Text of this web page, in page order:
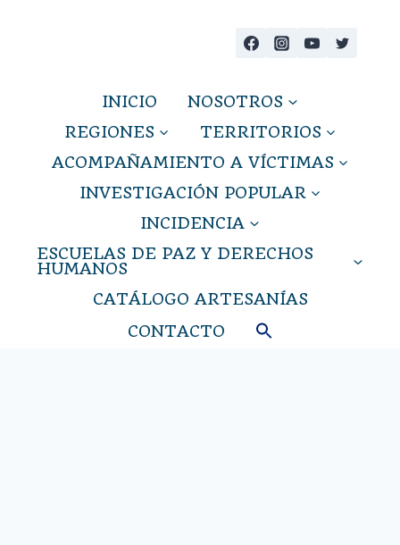
INICIO
NOSOTROS
REGIONES
TERRITORIOS
ACOMPAÑAMIENTO A VÍCTIMAS
INVESTIGACIÓN POPULAR
INCIDENCIA
ESCUELAS DE PAZ Y DERECHOS
HUMANOS
CATÁLOGO ARTESANÍAS
CONTACTO